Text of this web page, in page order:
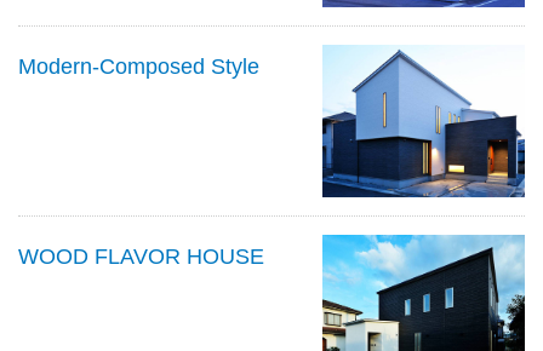
Modern-Composed Style
WOOD FLAVOR HOUSE